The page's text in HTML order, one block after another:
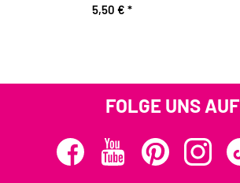
5,50 € *
FOLGE UNS AUF